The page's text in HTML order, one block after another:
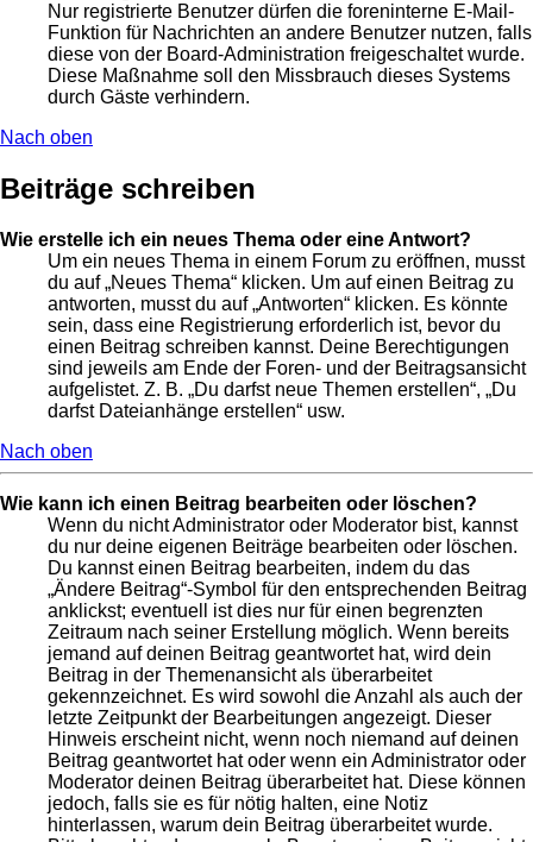
Nur registrierte Benutzer dürfen die foreninterne E-Mail-
Funktion für Nachrichten an andere Benutzer nutzen, falls
diese von der Board-Administration freigeschaltet wurde.
Diese Maßnahme soll den Missbrauch dieses Systems
durch Gäste verhindern.
Nach oben
Beiträge schreiben
Wie erstelle ich ein neues Thema oder eine Antwort?
Um ein neues Thema in einem Forum zu eröffnen, musst
du auf „Neues Thema“ klicken. Um auf einen Beitrag zu
antworten, musst du auf „Antworten“ klicken. Es könnte
sein, dass eine Registrierung erforderlich ist, bevor du
einen Beitrag schreiben kannst. Deine Berechtigungen
sind jeweils am Ende der Foren- und der Beitragsansicht
aufgelistet. Z. B. „Du darfst neue Themen erstellen“, „Du
darfst Dateianhänge erstellen“ usw.
Nach oben
Wie kann ich einen Beitrag bearbeiten oder löschen?
Wenn du nicht Administrator oder Moderator bist, kannst
du nur deine eigenen Beiträge bearbeiten oder löschen.
Du kannst einen Beitrag bearbeiten, indem du das
„Ändere Beitrag“-Symbol für den entsprechenden Beitrag
anklickst; eventuell ist dies nur für einen begrenzten
Zeitraum nach seiner Erstellung möglich. Wenn bereits
jemand auf deinen Beitrag geantwortet hat, wird dein
Beitrag in der Themenansicht als überarbeitet
gekennzeichnet. Es wird sowohl die Anzahl als auch der
letzte Zeitpunkt der Bearbeitungen angezeigt. Dieser
Hinweis erscheint nicht, wenn noch niemand auf deinen
Beitrag geantwortet hat oder wenn ein Administrator oder
Moderator deinen Beitrag überarbeitet hat. Diese können
jedoch, falls sie es für nötig halten, eine Notiz
hinterlassen, warum dein Beitrag überarbeitet wurde.